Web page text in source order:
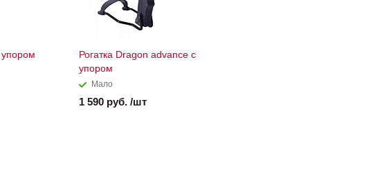
упором
Рогатка Dragon advance с
упором
Мало
1 590 руб. /шт